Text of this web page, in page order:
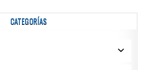
CATEGORÍAS